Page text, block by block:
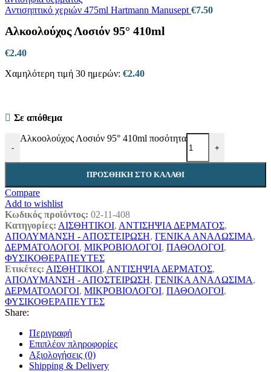
Αντισηπτικό χεριών 475ml Hartmann Manusept €7.50
Αλκοολούχος Λοσιόν 95° 410ml
€2.40
Χαμηλότερη τιμή 30 ημερών: €2.40
Σε απόθεμα
-
Αλκοολούχος Λοσιόν 95° 410ml ποσότητα
+
ΠΡΟΣΘΉΚΗ ΣΤΟ ΚΑΛΆΘΙ
Compare
Add to wishlist
Κωδικός προϊόντος: 02-11-408
Κατηγορίες: ΑΙΣΘΗΤΙΚΟΙ, ΑΝΤΙΣΗΨΙΑ ΔΕΡΜΑΤΟΣ,
ΑΠΟΛΥΜΑΝΣΗ - ΑΠΟΣΤΕΙΡΩΣΗ, ΓΕΝΙΚΑ ΑΝΑΛΩΣΙΜΑ,
ΔΕΡΜΑΤΟΛΟΓΟΙ, ΜΙΚΡΟΒΙΟΛΟΓΟΙ, ΠΑΘΟΛΟΓΟΙ,
ΦΥΣΙΚΟΘΕΡΑΠΕΥΤΕΣ
Ετικέτες: ΑΙΣΘΗΤΙΚΟΙ, ΑΝΤΙΣΗΨΙΑ ΔΕΡΜΑΤΟΣ,
ΑΠΟΛΥΜΑΝΣΗ - ΑΠΟΣΤΕΙΡΩΣΗ, ΓΕΝΙΚΑ ΑΝΑΛΩΣΙΜΑ,
ΔΕΡΜΑΤΟΛΟΓΟΙ, ΜΙΚΡΟΒΙΟΛΟΓΟΙ, ΠΑΘΟΛΟΓΟΙ,
ΦΥΣΙΚΟΘΕΡΑΠΕΥΤΕΣ
Share:
Περιγραφή
Επιπλέον πληροφορίες
Αξιολογήσεις (0)
Shipping & Delivery